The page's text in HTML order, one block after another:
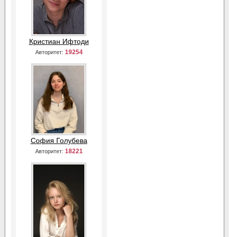
Кристиан Ифтоди
Авторитет: 19254
София Голубева
Авторитет: 18221